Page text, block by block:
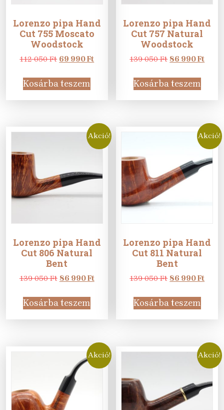
Lorenzo pipa Hand
Cut 755 Moscato
Woodstock
112 050Ft Original
was:
112
050 Ft.
69 990FtCurrent
990 Ft.
Kosárba teszem
Lorenzo pipa Hand
Cut 757 Natural
Woodstock
139 050Ft Original
was:
139
050 Ft.
86 990Ft
990
Kosárba teszem
Akció!
Lorenzo pipa Hand
Cut 806 Natural
Bent
139 050Ft Original
was:
139
050 Ft.
86 990FtCurrent
990 Ft.
Kosárba teszem
Akció!
Lorenzo pipa Hand
Cut 811 Natural
Bent
139 050Ft Original
was:
139
050 Ft.
86 990Ft
990
Kosárba teszem
Akció! Akció!